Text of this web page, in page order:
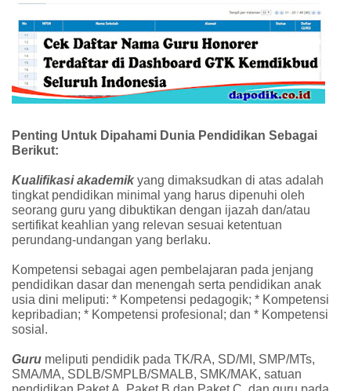
Penting Untuk Dipahami Dunia Pendidikan Sebagai
Berikut:
Kualifikasi akademikyang dimaksudkan di atas adalah
tingkat pendidikan minimal yang harus dipenuhi oleh
seorang guru yang dibuktikan dengan ijazah dan/atau
sertifikat keahlian yang relevan sesuai ketentuan
perundang-undangan yang berlaku.
Kompetensi sebagai agen pembelajaran pada jenjang
pendidikan dasar dan menengah serta pendidikan anak
usia dini meliputi: * Kompetensi pedagogik; * Kompetensi
kepribadian; * Kompetensi profesional; dan * Kompetensi
sosial.
Guru meliputi pendidik pada TK/RA, SD/MI, SMP/MTs,
SMA/MA, SDLB/SMPLB/SMALB, SMK/MAK, satuan